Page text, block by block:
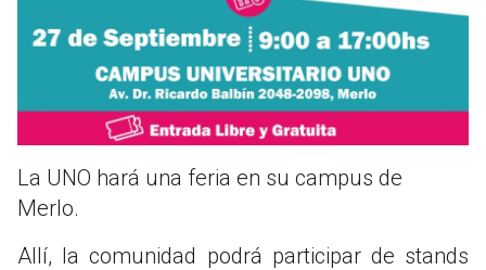
La UNO hará una feria en su campus de
Merlo.
Allí, la comunidad podrá participar de stands